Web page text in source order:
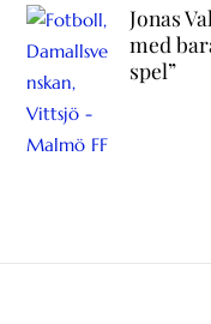
Jonas
med
spel”